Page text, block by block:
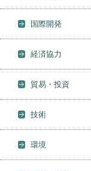
国際開発
経済協力
貿易・投資
技術
環境